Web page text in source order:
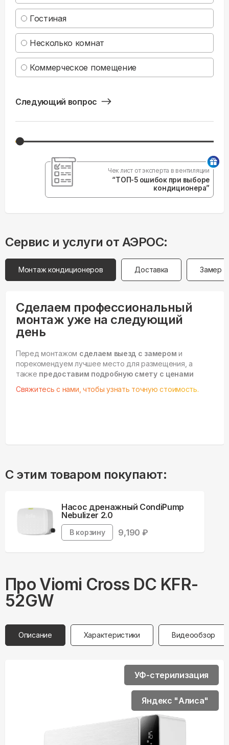
Гостиная
Несколько комнат
Коммерческое помещение
Следующий вопрос
Чек лист от эксперта в вентиляции
“ТОП-5 ошибок при выборе
кондиционера”
Сервис и услуги от АЭРОС:
Монтаж кондиционеров Доставка Замер
Сделаем профессиональный
монтаж уже на следующий
день
Перед монтажом сделаем выезд с замером и
порекомендуем лучшее место для размещения, а
также предоставим подробную смету с ценами
Свяжитесь с нами, чтобы узнать точную стоимость.
С этим товаром покупают:
Насос дренажный CondiPump
Nebulizer 2.0
В корзину 9,190 ₽
Про Viomi Cross DC KFR-
52GW
Описание Характеристики Видеообзор
УФ-стерилизация
Яндекс "Алиса"